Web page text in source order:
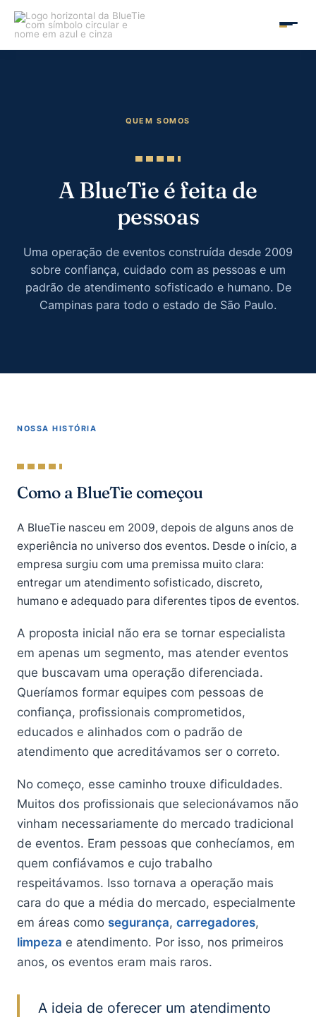
para
conteúdo
QUEM SOMOS
A BlueTie é feita de
pessoas
Uma operação de eventos construída desde 2009
sobre confiança, cuidado com as pessoas e um
padrão de atendimento sofisticado e humano. De
Campinas para todo o estado de São Paulo.
NOSSA HISTÓRIA
Como a BlueTie começou
A BlueTie nasceu em 2009, depois de alguns anos de
experiência no universo dos eventos. Desde o início, a
empresa surgiu com uma premissa muito clara:
entregar um atendimento sofisticado, discreto,
humano e adequado para diferentes tipos de eventos.
A proposta inicial não era se tornar especialista
em apenas um segmento, mas atender eventos
que buscavam uma operação diferenciada.
Queríamos formar equipes com pessoas de
confiança, profissionais comprometidos,
educados e alinhados com o padrão de
atendimento que acreditávamos ser o correto.
No começo, esse caminho trouxe dificuldades.
Muitos dos profissionais que selecionávamos não
vinham necessariamente do mercado tradicional
de eventos. Eram pessoas que conhecíamos, em
quem confiávamos e cujo trabalho
respeitávamos. Isso tornava a operação mais
cara do que a média do mercado, especialmente
em áreas como segurança, carregadores,
limpeza e atendimento. Por isso, nos primeiros
anos, os eventos eram mais raros.
A ideia de oferecer um atendimento